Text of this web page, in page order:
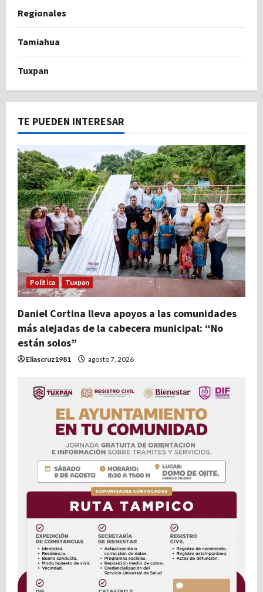
Regionales
Tamiahua
Tuxpan
TE PUEDEN INTERESAR
Politica Tuxpan
Daniel Cortina lleva apoyos a las comunidades
más alejadas de la cabecera municipal: “No
están solos”
Eliascruz1981 agosto 7, 2026